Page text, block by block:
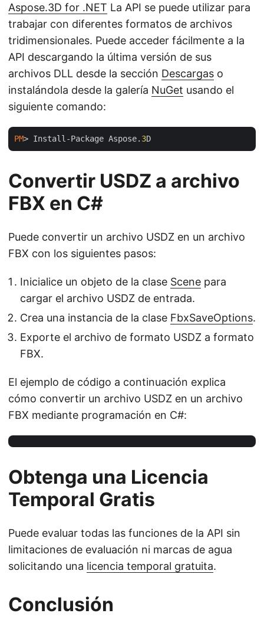
Aspose.3D for .NET La API se puede utilizar para
trabajar con diferentes formatos de archivos
tridimensionales. Puede acceder fácilmente a la
API descargando la última versión de sus
archivos DLL desde la sección Descargas o
instalándola desde la galería NuGet usando el
siguiente comando:
PM> Install-Package Aspose. 3
Convertir USDZ a archivo
FBX en C#
Puede convertir un archivo USDZ en un archivo
FBX con los siguientes pasos:
Inicialice un objeto de la clase Scene para
cargar el archivo USDZ de entrada.
Crea una instancia de la clase FbxSaveOptions.
Exporte el archivo de formato USDZ a formato
FBX.
El ejemplo de código a continuación explica
cómo convertir un archivo USDZ en un archivo
FBX mediante programación en C#:
Obtenga una Licencia
Temporal Gratis
Puede evaluar todas las funciones de la API sin
limitaciones de evaluación ni marcas de agua
solicitando una licencia temporal gratuita.
Conclusión